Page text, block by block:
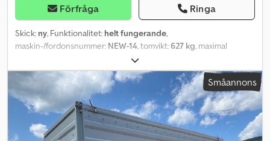
Förfråga Ringa
Skick: ny, Funktionalitet: helt fungerande,
maskin-/fordonsnummer: NEW-14, tomvikt:627 kg, maximal
2 700 kg
lastutrymmets längd:3 060 mm, lastutrymmets bredd:1 700 mm,
lastutrymmeshöjd: 300 mm, fjädring: annan, däcksstorlek:195 / 50
R 13, maxhastighet:100 km/h , färg:
, släpvagnsbroms:
bromsat släp, Tillverkningsår:2026, bromsar:annan, SARIS K1 306
170 2700 2 Bakåtgående tippsläp NY FORDON Invändiga mått:
306cm x 170cm Flakets höjd: 30cm Lastytans höjd: 66cm Totalvikt:
Småannons